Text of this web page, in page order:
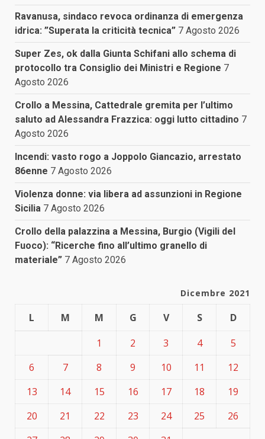
Ravanusa, sindaco revoca ordinanza di emergenza
idrica: ”Superata la criticità tecnica” 7 Agosto 2026
Super Zes, ok dalla Giunta Schifani allo schema di
protocollo tra Consiglio dei Ministri e Regione 7
Agosto 2026
Crollo a Messina, Cattedrale gremita per l’ultimo
saluto ad Alessandra Frazzica: oggi lutto cittadino 7
Agosto 2026
Incendi: vasto rogo a Joppolo Giancazio, arrestato
86enne 7 Agosto 2026
Violenza donne: via libera ad assunzioni in Regione
Sicilia 7 Agosto 2026
Crollo della palazzina a Messina, Burgio (Vigili del
Fuoco): “Ricerche fino all’ultimo granello di
materiale” 7 Agosto 2026
Dicembre 2021
L M M G V S
D
1
2 3 4
5
6
7 8 9 10 11
12
13
14 15 16 17 18
19
20
21 22 23 24 25
26